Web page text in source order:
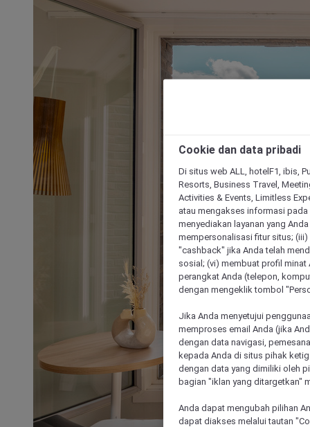
Cookie dan data pribadi
Di situs web ALL, hotelF1, ibis,
Resorts, Business Travel,
Activities & Events, Limitless
atau mengakses informasi
menyediakan layanan yang
mempersonalisasi fitur situs;
"cashback" jika Anda telah
sosial; (vi) membuat profil
perangkat Anda (telepon,
dengan mengeklik tombol
Jika Anda menyetujui
memproses email Anda (jika
dengan data navigasi,
kepada Anda di situs pihak
dengan data yang dimiliki oleh
bagian "iklan yang ditargetkan"
Anda dapat mengubah pilihan
dapat diakses melalui tautan